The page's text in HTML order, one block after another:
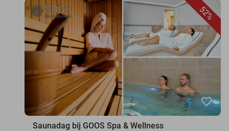
52%
favorite_border
Saunadag bij GOOS Spa & Wellness